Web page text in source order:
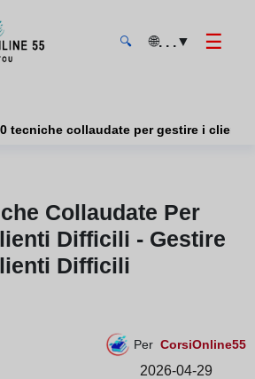
🔍 🌐. . .▼ ☰
tecniche collaudate per gestire i
Collaudate Per
Difficili - Gestire
Difficili
Per CorsiOnline55
2026-04-29